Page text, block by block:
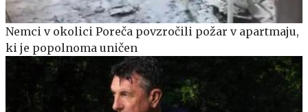
Nemci v okolici Poreča povzročili požar v apartmaju,
ki je popolnoma uničen